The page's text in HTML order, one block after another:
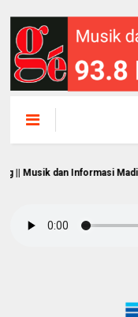
dan Informasi Madiun